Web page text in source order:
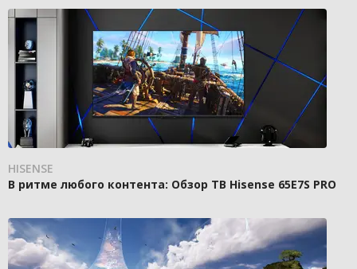
HISENSE
В ритме любого контента: Обзор ТВ Hisense 65E7S PRO